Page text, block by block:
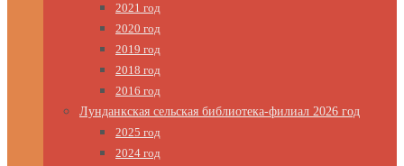
2021 год
2020 год
2019 год
2018 год
2016 год
Лунданкская сельская библиотека-филиал 2026 год
2025 год
2024 год